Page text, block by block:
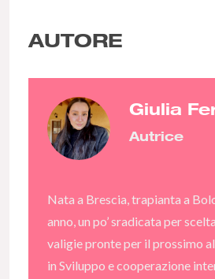
AUTORE
Giulia
Autrice
Nata a Brescia, trapianta a
anno, un po’ sradicata per
valigie pronte per il prossimo
in Sviluppo e cooperazione